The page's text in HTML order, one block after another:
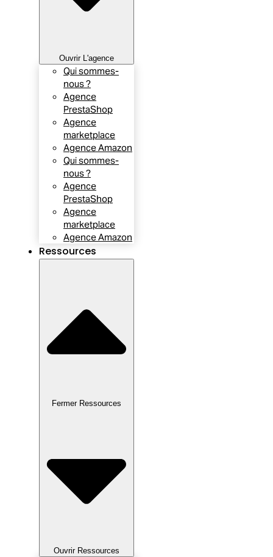
Ouvrir L'agence
Qui sommes-
nous ?
Agence
PrestaShop
Agence
marketplace
Agence Amazon
Qui sommes-
nous ?
Agence
PrestaShop
Agence
marketplace
Agence Amazon
Ressources
Fermer Ressources
Ouvrir Ressources